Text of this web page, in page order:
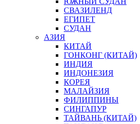
СВАЗИЛЕНД
ЕГИПЕТ
СУДАН
АЗИЯ
КИТАЙ
ГОНКОНГ (КИТАЙ)
ИНДИЯ
ИНДОНЕЗИЯ
КОРЕЯ
МАЛАЙЗИЯ
ФИЛИППИНЫ
СИНГАПУР
ТАЙВАНЬ (КИТАЙ)